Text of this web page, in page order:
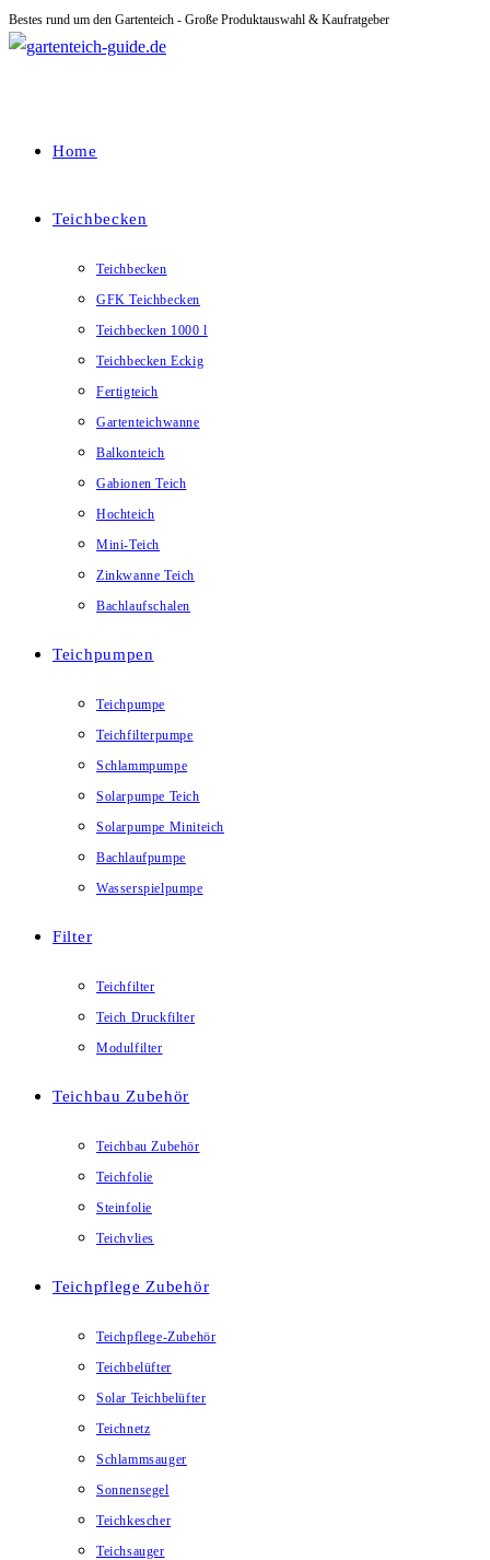
Zum
Inhalt
Bestes rund um den Gartenteich - Große Produktauswahl & Kaufratgeber
Home
Teichbecken
Teichbecken
GFK Teichbecken
Teichbecken 1000 l
Teichbecken Eckig
Fertigteich
Gartenteichwanne
Balkonteich
Gabionen Teich
Hochteich
Mini-Teich
Zinkwanne Teich
Bachlaufschalen
Teichpumpen
Teichpumpe
Teichfilterpumpe
Schlammpumpe
Solarpumpe Teich
Solarpumpe Miniteich
Bachlaufpumpe
Wasserspielpumpe
Filter
Teichfilter
Teich Druckfilter
Modulfilter
Teichbau Zubehör
Teichbau Zubehör
Teichfolie
Steinfolie
Teichvlies
Teichpflege Zubehör
Teichpflege-Zubehör
Teichbelüfter
Solar Teichbelüfter
Teichnetz
Schlammsauger
Sonnensegel
Teichkescher
Teichsauger